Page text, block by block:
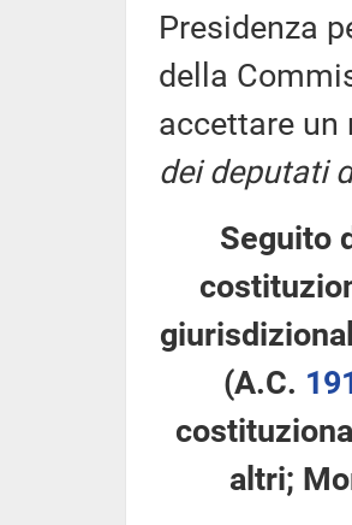
Presidenza
della
accettare
dei deputati
Seguito
(A.C.
altri;